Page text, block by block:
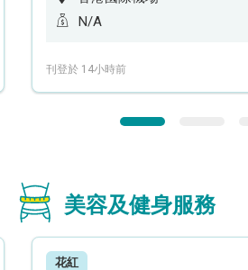
N/A
刊登於 14小時前
美容及健身服務
花紅